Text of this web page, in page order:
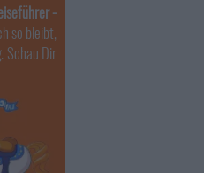
-
so bleibt,
. Schau Dir